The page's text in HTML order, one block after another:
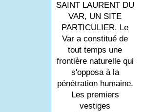
SAINT LAURENT DU
VAR, UN SITE
PARTICULIER. Le
Var a constitué de
tout temps une
frontière naturelle qui
s'opposa à la
pénétration humaine.
Les premiers
vestiges